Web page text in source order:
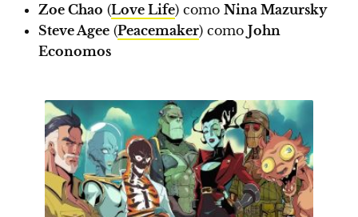
Zoe Chao (Love Life) como Nina Mazursky
Steve Agee (Peacemaker) como John
Economos